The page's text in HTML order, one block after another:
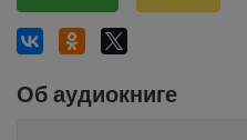
Об аудиокниге